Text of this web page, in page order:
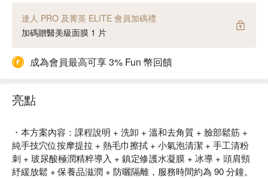
達人 PRO 及菁英 ELITE 會員加碼禮
加碼贈醫美級面膜 1 片
成為會員最高可享 3% Fun 幣回饋
亮點
・本方案內容：課程說明 + 洗卸 + 溫和去角質 + 臉部鬆筋 +
純手技穴位按摩提拉 + 熱毛巾擦拭 + 小氣泡清潔 + 手工清粉
刺 + 玻尿酸極潤精粹導入 + 鎮定修護水凝膜 + 冰導 + 頭肩頸
紓緩放鬆 + 保養品滋潤 + 防曬隔離，服務時間約為 90 分鐘。